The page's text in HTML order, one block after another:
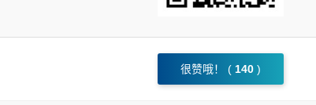
很赞哦！ ( 140 )